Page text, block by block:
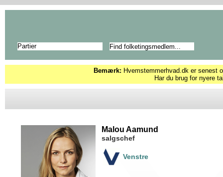
Partier
Bemærk: Hvemstemmerhvad.dk er senest
Har du brug for nyere
Malou Aamund
salgschef
Venstre